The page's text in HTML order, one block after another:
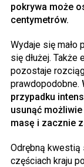
pokrywa może
centymetrów.
Wydaje się mało
się dłużej.
pozostaje
prawdopodobne.
przypadku
usunąć
masę i zacznie
Odrębną kwestią
częściach kraju